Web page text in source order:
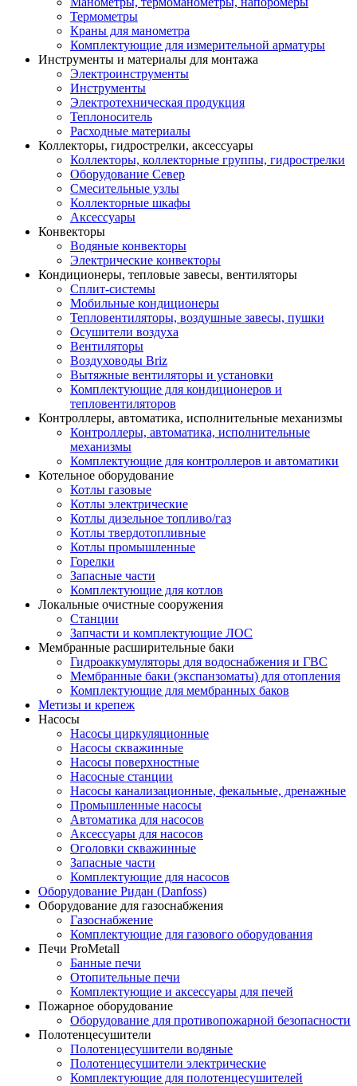
Термометры
Краны для манометра
Комплектующие для измерительной арматуры
Инструменты и материалы для монтажа
Электроинструменты
Инструменты
Электротехническая продукция
Теплоноситель
Расходные материалы
Коллекторы, гидрострелки, аксессуары
Коллекторы, коллекторные группы, гидрострелки
Оборудование Север
Смесительные узлы
Коллекторные шкафы
Аксессуары
Конвекторы
Водяные конвекторы
Электрические конвекторы
Кондиционеры, тепловые завесы, вентиляторы
Сплит-системы
Мобильные кондиционеры
Тепловентиляторы, воздушные завесы, пушки
Осушители воздуха
Вентиляторы
Воздуховоды Briz
Вытяжные вентиляторы и установки
Комплектующие для кондиционеров и
тепловентиляторов
Контроллеры, автоматика, исполнительные механизмы
Контроллеры, автоматика, исполнительные
механизмы
Комплектующие для контроллеров и автоматики
Котельное оборудование
Котлы газовые
Котлы электрические
Котлы дизельное топливо/газ
Котлы твердотопливные
Котлы промышленные
Горелки
Запасные части
Комплектующие для котлов
Локальные очистные сооружения
Станции
Запчасти и комплектующие ЛОС
Мембранные расширительные баки
Гидроаккумуляторы для водоснабжения и ГВС
Мембранные баки (экспанзоматы) для отопления
Комплектующие для мембранных баков
Метизы и крепеж
Насосы
Насосы циркуляционные
Насосы скважинные
Насосы поверхностные
Насосные станции
Насосы канализационные, фекальные, дренажные
Промышленные насосы
Автоматика для насосов
Аксессуары для насосов
Оголовки скважинные
Запасные части
Комплектующие для насосов
Оборудование Ридан (Danfoss)
Оборудование для газоснабжения
Газоснабжение
Комплектующие для газового оборудования
Печи ProMetall
Банные печи
Отопительные печи
Комплектующие и аксессуары для печей
Пожарное оборудование
Оборудование для противопожарной безопасности
Полотенцесушители
Полотенцесушители водяные
Полотенцесушители электрические
Комплектующие для полотенцесушителей